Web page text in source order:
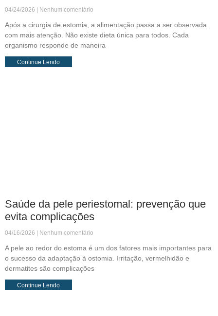
04/24/2026 Nenhum comentário
Após a cirurgia de estomia, a alimentação passa a ser observada
com mais atenção. Não existe dieta única para todos. Cada
organismo responde de maneira
Continue Lendo
Saúde da pele periestomal: prevenção que
evita complicações
04/16/2026 Nenhum comentário
A pele ao redor do estoma é um dos fatores mais importantes para
o sucesso da adaptação à ostomia. Irritação, vermelhidão e
dermatites são complicações
Continue Lendo